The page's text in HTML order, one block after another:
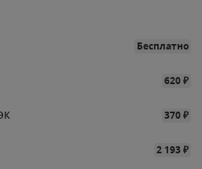
Бесплатно
620₽
370₽
2 193₽